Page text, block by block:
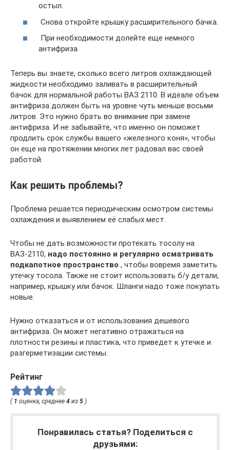
остыл.
Снова откройте крышку расширительного бачка.
При необходимости долейте еще немного
антифриза.
Теперь вы знаете, сколько всего литров охлаждающей
жидкости необходимо заливать в расширительный
бачок для нормальной работы ВАЗ 2110. В идеале объем
антифриза должен быть на уровне чуть меньше восьми
литров. Это нужно брать во внимание при замене
антифриза. И не забывайте, что именно он поможет
продлить срок службы вашего «железного коня», чтобы
он еще на протяжении многих лет радовал вас своей
работой.
Как решить проблемы?
Проблема решается периодическим осмотром системы
охлаждения и выявлением её слабых мест.
Чтобы не дать возможности протекать тосолу на
ВАЗ-2110, надо постоянно и регулярно осматривать
подкапотное пространство , чтобы вовремя заметить
утечку тосола. Также не стоит использовать б/у детали,
например, крышку или бачок. Шланги надо тоже покупать
новые.
Нужно отказаться и от использования дешевого
антифриза. Он может негативно отражаться на
плотности резины и пластика, что приведет к утечке и
разгерметизации системы.
Рейтинг
( 1 оценка, среднее 4 из 5 )
Понравилась статья? Поделиться с
друзьями: